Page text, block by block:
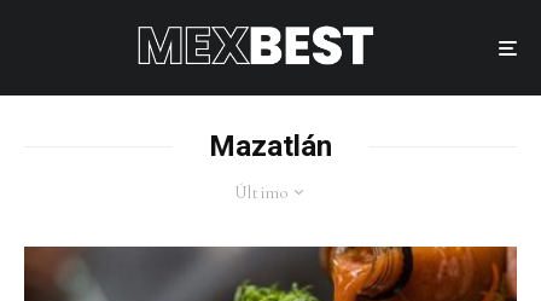
Mazatlán
Último